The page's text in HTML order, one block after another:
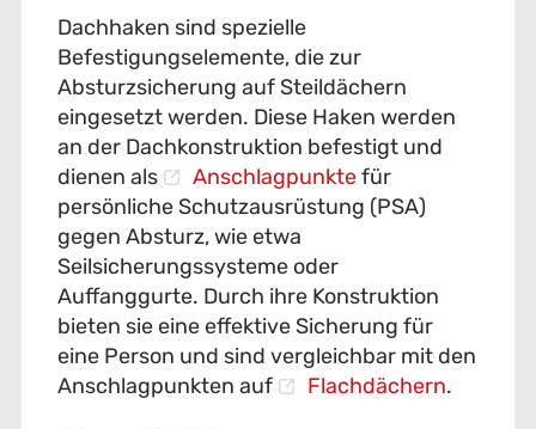
Dachhaken sind spezielle
Befestigungselemente, die zur
Absturzsicherung auf Steildächern
eingesetzt werden. Diese Haken werden
an der Dachkonstruktion befestigt und
dienen als
Anschlagpunktefür
persönliche Schutzausrüstung (PSA)
gegen Absturz, wie etwa
Seilsicherungssysteme oder
Auffanggurte. Durch ihre Konstruktion
bieten sie eine effektive Sicherung für
eine Person und sind vergleichbar mit den
Anschlagpunkten auf
Flachdächern.